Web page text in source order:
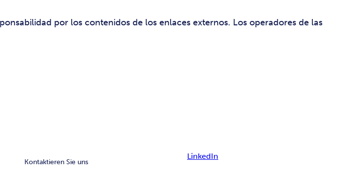
por los contenidos de los enlaces externos. Los operadores de las
LinkedIn
Kontaktieren Sie uns